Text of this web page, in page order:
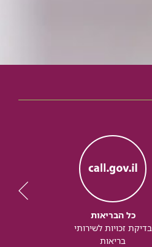
כל הבריאות
בדיקת זכויות לשירותי
בריאות